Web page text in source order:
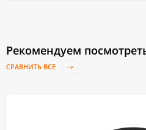
Рекомендуем
СРАВНИТЬ ВСЕ